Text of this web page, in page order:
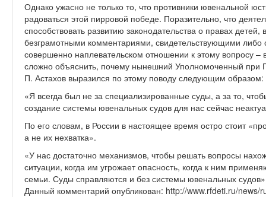
Однако ужасно не только то, что противники ювенальной
радоваться этой пирровой победе. Поразительно, что
способствовать развитию законодательства о правах
безграмотными комментариями, свидетельствующими либо
совершенно наплевательском отношении к этому вопросу
сложно объяснить, почему нынешний Уполномоченный при
П. Астахов выразился по этому поводу следующим образом:
«Я всегда был не за специализированные суды, а за то,
создание системы ювенальных судов для нас сейчас
По его словам, в России в настоящее время остро стоит
а не их нехватка».
«У нас достаточно механизмов, чтобы решать вопросы
ситуации, когда им угрожает опасность, когда к ним
семьи. Суды справляются и без системы ювенальных
Данный комментарий опубликован: http://www.rfdeti.ru/news/